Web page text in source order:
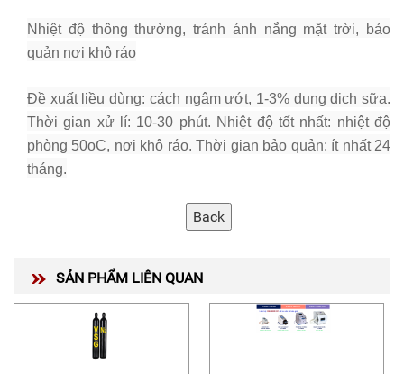
Nhiệt độ thông thường, tránh ánh nắng mặt trời, bảo
quản nơi khô ráo
Đề xuất liều dùng: cách ngâm ướt, 1-3% dung dịch sữa.
Thời gian xử lí: 10-30 phút. Nhiệt độ tốt nhất: nhiệt độ
phòng 50oC, nơi khô ráo. Thời gian bảo quản: ít nhất 24
tháng.
SẢN PHẨM LIÊN QUAN